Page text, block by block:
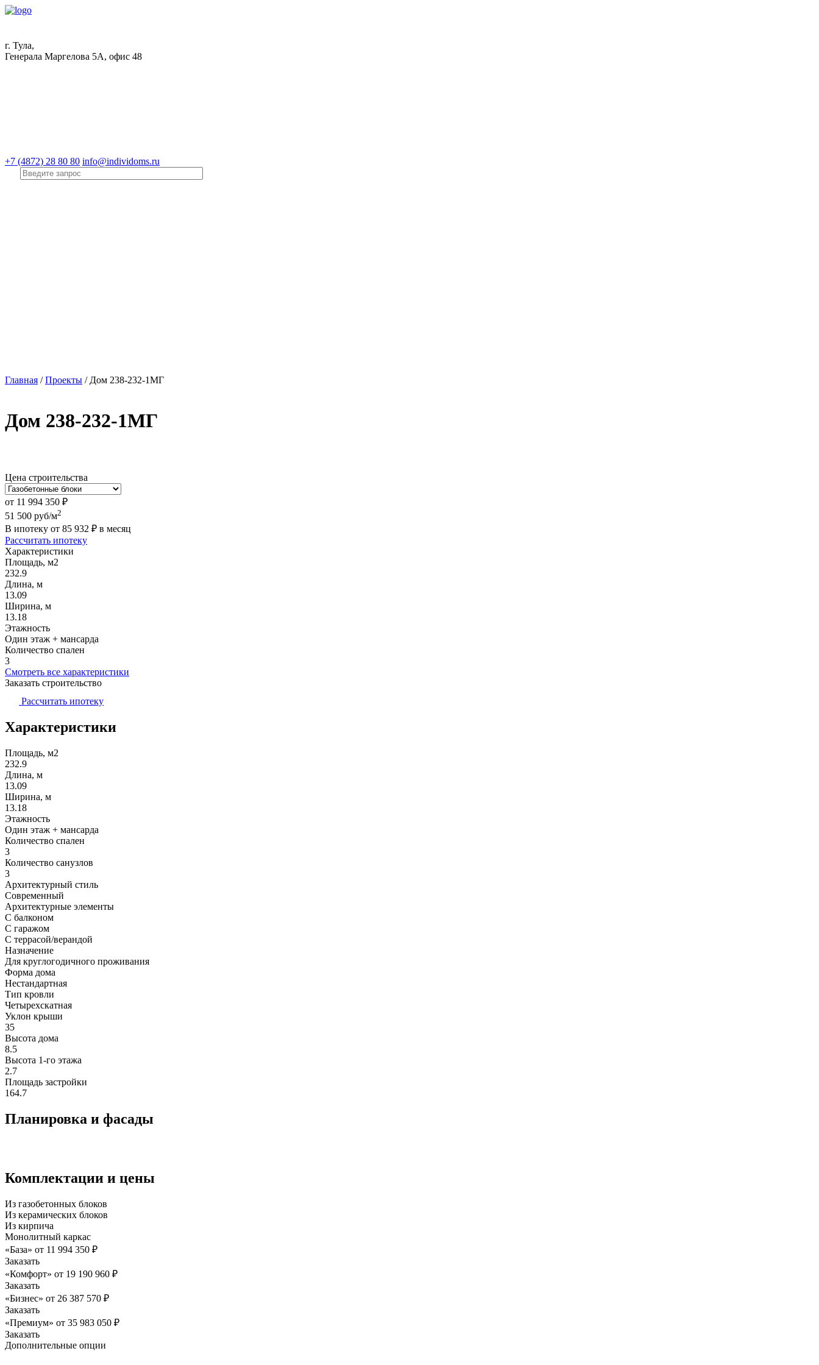
г. Тула,
Генерала Маргелова 5А, офис 48
+7 (4872) 28 80 80 info@individoms.ru
Главная /Проекты / Дом 238-232-1МГ
Дом 238-232-1МГ
Цена строительства
от 11 994 350 ₽
51 500 руб/м2
В ипотеку от 85 932 ₽ в месяц
Рассчитать ипотеку
Характеристики
Площадь, м2
232.9
Длина, м
13.09
Ширина, м
13.18
Этажность
Один этаж + мансарда
Количество спален
3
Смотреть все характеристики
Заказать строительство
Рассчитать ипотеку
Характеристики
Площадь, м2
232.9
Длина, м
13.09
Ширина, м
13.18
Этажность
Один этаж + мансарда
Количество спален
3
Количество санузлов
3
Архитектурный стиль
Современный
Архитектурные элементы
С балконом
С гаражом
С террасой/верандой
Назначение
Для круглогодичного проживания
Форма дома
Нестандартная
Тип кровли
Четырехскатная
Уклон крыши
35
Высота дома
8.5
Высота 1-го этажа
2.7
Площадь застройки
164.7
Планировка и фасады
Комплектации и цены
Из газобетонных блоков
Из керамических блоков
Из кирпича
Монолитный каркас
«База» от 11 994 350 ₽
Заказать
«Комфорт» от 19 190 960 ₽
Заказать
«Бизнес» от 26 387 570 ₽
Заказать
«Премиум» от 35 983 050 ₽
Заказать
Дополнительные опции